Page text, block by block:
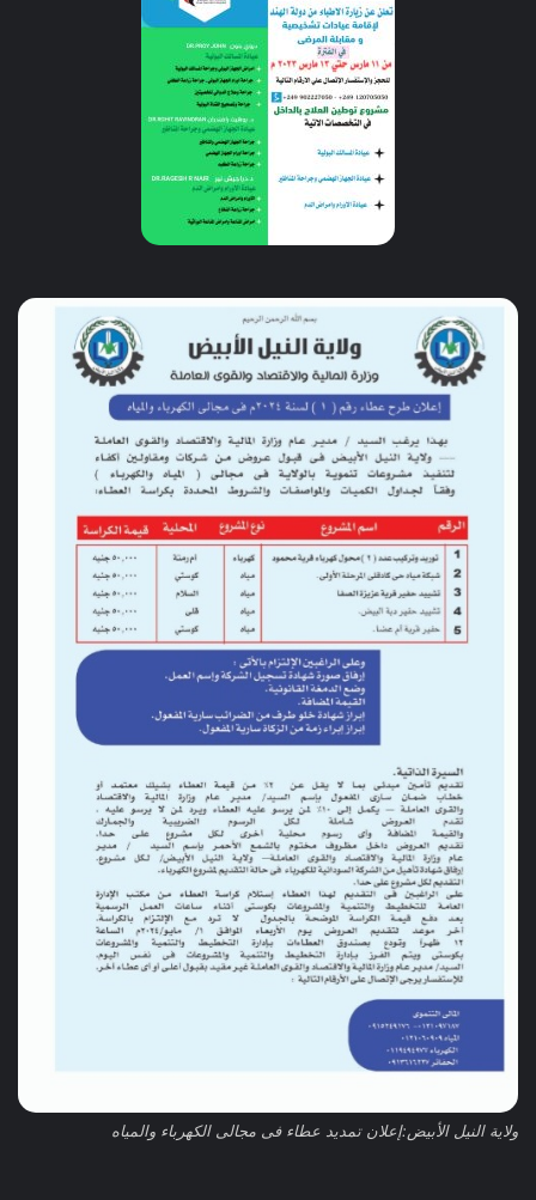
ولاية النيل الأبيض:إعلان تمديد عطاء فى مجالى الكهرباء والمياه